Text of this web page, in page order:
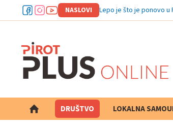
NASLOVI Lepo je što
DRUŠTVO LOKALNA
PRETRAGA